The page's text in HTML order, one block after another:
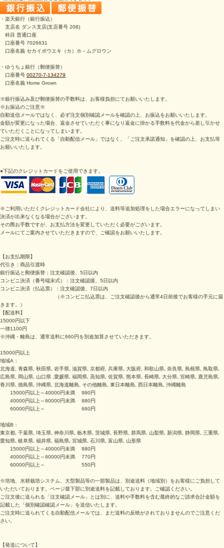
・楽天銀行（銀行振込）
支店名 ダンス支店(支店番号 208)
科目 普通口座
口座番号 7026631
口座名義 セカイボウエキ（カ）ホ－ムグロウン
・ゆうちょ銀行（郵便振替）
口座番号 00270-7-134279
口座名義 Home Grown
※銀行振込み及び郵便振替の手数料は、お客様負担にてお願いいたします。
※お振込のご注意※
自動送信メールではなく、必ず注文個別確認メールを確認の上、お振込をお願いいたします。
金額が変更になった場合、返金させていただく事になり返金に掛かる手数料を代金から差し引かせ
ていただくことになってしまいます。
ご注文時に送られてくる「自動配信メール」ではなく、「ご注文承諾通知」を確認の上、お支払等
お願いいたします。
●下記のクレジットカードをご使用できます。
※ご利用いただくクレジットカード会社により、送料等追加処理をした場合エラーになってしまい
決済が出来なくなる場合がございます。
その際お手数ですが、お支払方法を変更していただく必要がございます。
メールにてご案内させていただきますので、ご確認をお願いいたします。
【お支払期限】
代引き：商品引渡時
銀行振込と郵便振替：注文確認後、5日以内
コンビニ決済（番号端末式）： 注文確認後、5日以内
コンビニ決済（払込票）： 注文確認後、7日以内
（※コンビニ払込票は、ご注文確認後から通常4日前後でお客様の手元に届
きます。 ）
【配送料】
15000円以下
一律1100円
※沖縄・離島は、通常送料に660円を別途加算させていただきます。
15000円以上
地域A：
北海道, 青森県, 秋田県, 岩手県, 滋賀県, 京都府, 兵庫県, 大阪府, 和歌山県, 奈良県, 島根県, 鳥取県,
広島県, 岡山県, 山口県 ,愛媛県, 福岡県, 高知県, 佐賀県, 熊本県, 長崎県, 大分県, 宮崎県, 鹿児島県,
香川県, 徳島県, 沖縄県, 北海道離島, その他離島, 東日本離島, 西日本離島, 沖縄離島
15000円以上～40000円未満 990円
40000円以上～60000円未満 880円
60000円以上～ 660円
地域B：
東京都, 千葉県, 埼玉県, 神奈川県, 栃木県, 茨城県, 長野県, 群馬県, 山梨県, 新潟県, 静岡県, 三重県,
愛知県, 岐阜県, 福井県, 福島県, 宮城県, 石川県, 富山県, 山形県
15000円以上～40000円未満 880円
40000円以上～60000円未満 770円
60000円以上～ 550円
※培地、水耕栽培システム、大型製品等の一部製品は、別途送料（地域別）をお客様にご負担して
いただいております。ページ最下部に別途送料を記載しております。ご確認ください。
ご注文後に送られる「注文確認メール」とは別に、送料や手数料を含む最終的なご請求合計金額を
記載した「個別確認確認メール」を送信いたします。
ご注文時に送られてくる自動配信メールでは、まだ送料の反映がされておりませんのでご注意くだ
さい。
【発送について】